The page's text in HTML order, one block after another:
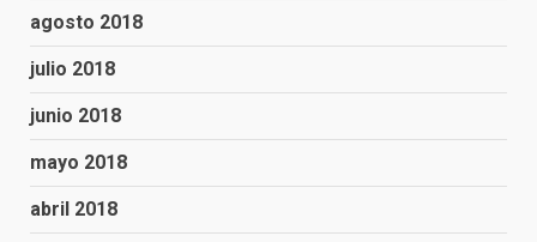
agosto 2018
julio 2018
junio 2018
mayo 2018
abril 2018